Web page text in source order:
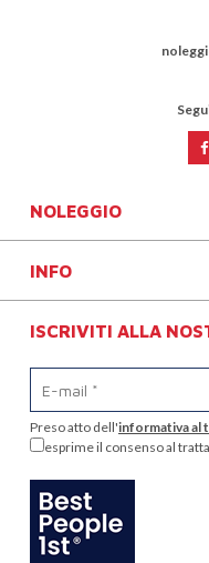
NOLEGGIO
INFO
ISCRIVITI ALLA
Preso atto dell'informativa al
esprime il consenso al